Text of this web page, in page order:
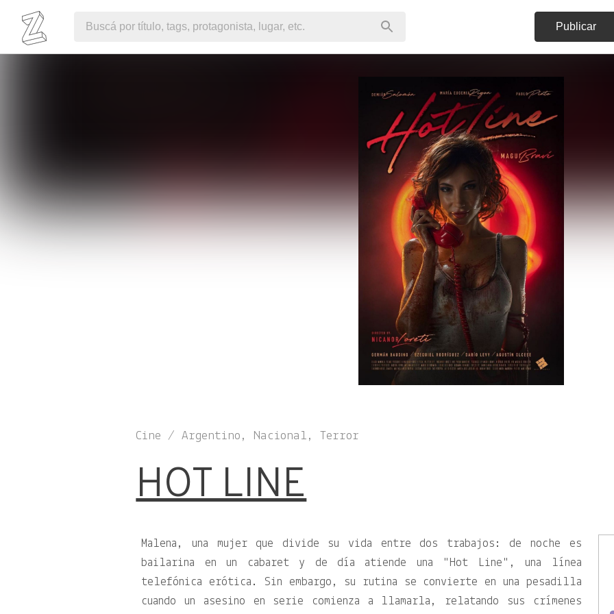
Publicar
Cine / Argentino, Nacional, Terror
HOT LINE
Malena, una mujer que divide su vida entre dos trabajos: de noche es
bailarina en un cabaret y de día atiende una
Hot Line
, una línea
telefónica erótica. Sin embargo, su rutina se convierte en una pesadilla
cuando un asesino en serie comienza a llamarla, relatando sus crímenes